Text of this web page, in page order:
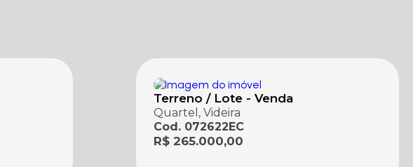
Terreno / Lote - Venda
Quartel, Videira
Cod. 072622EC
R$ 265.000,00